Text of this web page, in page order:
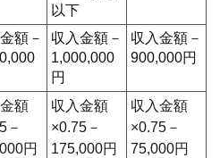
以下
額－
収入金額－
1,000,000
円
収入金額－
900,000円
額
－
円
収入金額
×0.75－
175,000円
収入金額
×0.75－
75,000円